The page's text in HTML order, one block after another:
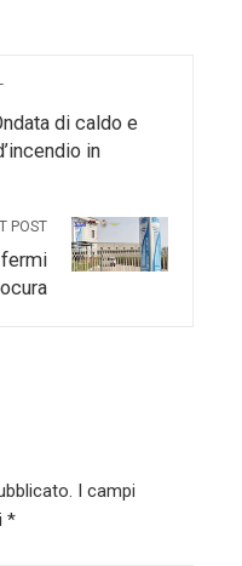
di caldo e
in
POST
I campi
*